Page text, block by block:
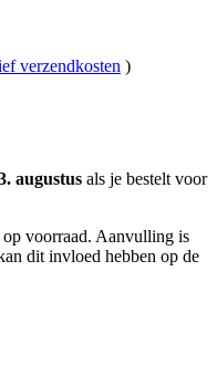
verzendkosten )
augustus als je bestelt voor
voorraad. Aanvulling is
dit invloed hebben op de